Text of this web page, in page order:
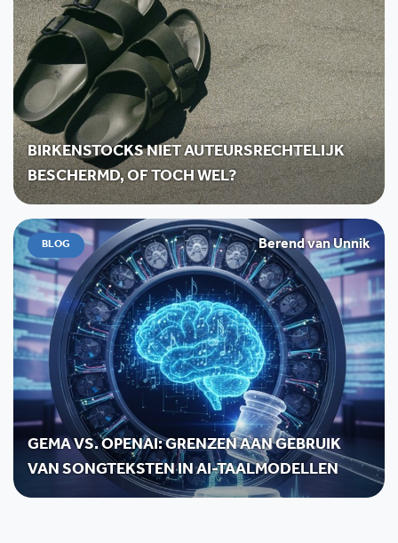
BIRKENSTOCKS NIET AUTEURSRECHTELIJK
BESCHERMD, OF TOCH WEL?
BLOG Berend van Unnik
GEMA VS. OPENAI: GRENZEN AAN GEBRUIK
VAN SONGTEKSTEN IN AI-TAALMODELLEN